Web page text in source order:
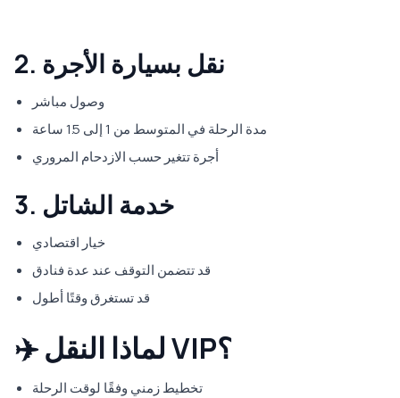
2. نقل بسيارة الأجرة
وصول مباشر
مدة الرحلة في المتوسط من 1 إلى 1.5 ساعة
أجرة تتغير حسب الازدحام المروري
3. خدمة الشاتل
خيار اقتصادي
قد تتضمن التوقف عند عدة فنادق
قد تستغرق وقتًا أطول
✈️ لماذا النقل VIP؟
تخطيط زمني وفقًا لوقت الرحلة